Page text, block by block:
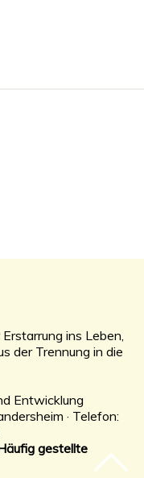
ins Leben,
der Trennung in die
Entwicklung
· Telefon:
gestellte